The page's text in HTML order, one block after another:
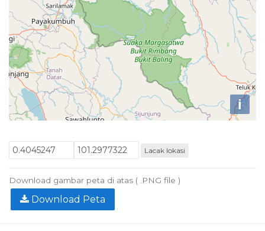
i
Lacak lokasi
Download gambar peta di atas ( .PNG file )
Download Peta